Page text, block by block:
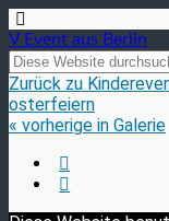
V Event aus Berlin
Zurück zu
osterfeiern
« vorherige in Galerie